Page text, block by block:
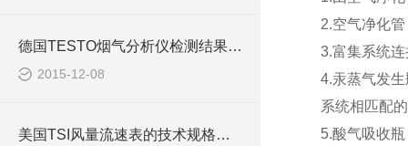
德国TESTO烟气分析仪检测结果误差偏大的因由
2015-12-08
美国TSI风量流速表的技术规格与性能分析
2.空气净化
3.富集系统
4.汞蒸气发
系统相匹配
5.酸气吸收瓶